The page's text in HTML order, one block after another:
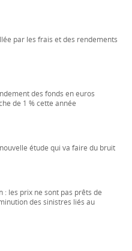
par les frais et des rendements
des fonds en euros
de 1 % cette année
étude qui va faire du bruit
: les prix ne sont pas prêts de
des sinistres liés au